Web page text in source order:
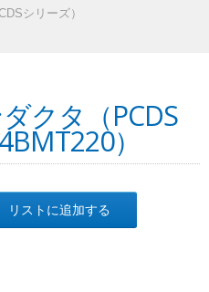
シリーズ）
クタ（PCDS
）
リストに追加する